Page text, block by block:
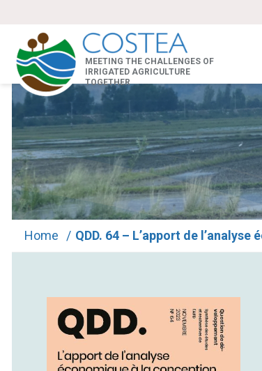
MEETING THE CHALLENGES OF
IRRIGATED AGRICULTURE
TOGETHER
Home / QDD. 64 – L’apport de